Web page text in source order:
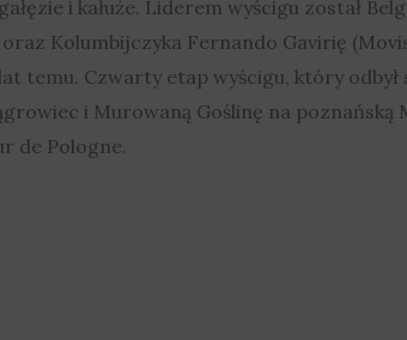
i kałuże. Liderem wyścigu został
Kolumbijczyka Fernando Gavirię
temu. Czwarty etap wyścigu, który odbył
i Murowaną Goślinę na poznańską
de Pologne.